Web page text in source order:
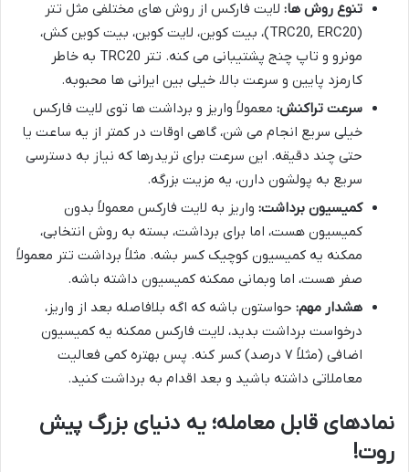
تنوع روش ها: لایت فارکس از روش های مختلفی مثل تتر
(TRC20, ERC20)، بیت کوین، لایت کوین، بیت کوین کش،
مونرو و تاپ چنج پشتیبانی می کنه. تتر TRC20 به خاطر
کارمزد پایین و سرعت بالا، خیلی بین ایرانی ها محبوبه.
سرعت تراکنش: معمولاً واریز و برداشت ها توی لایت فارکس
خیلی سریع انجام می شن، گاهی اوقات در کمتر از یه ساعت یا
حتی چند دقیقه. این سرعت برای تریدرها که نیاز به دسترسی
سریع به پولشون دارن، یه مزیت بزرگه.
کمیسیون برداشت: واریز به لایت فارکس معمولاً بدون
کمیسیون هست، اما برای برداشت، بسته به روش انتخابی،
ممکنه یه کمیسیون کوچیک کسر بشه. مثلاً برداشت تتر معمولاً
صفر هست، اما وبمانی ممکنه کمیسیون داشته باشه.
هشدار مهم: حواستون باشه که اگه بلافاصله بعد از واریز،
درخواست برداشت بدید، لایت فارکس ممکنه یه کمیسیون
اضافی (مثلاً ۷ درصد) کسر کنه. پس بهتره کمی فعالیت
معاملاتی داشته باشید و بعد اقدام به برداشت کنید.
نمادهای قابل معامله؛ یه دنیای بزرگ پیش
روت!